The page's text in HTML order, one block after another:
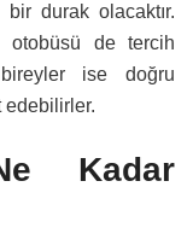
durak olacaktır.
otobüsü de tercih
ise doğru
edebilirler.
Kadar